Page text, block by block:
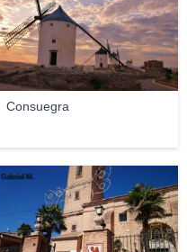
Consuegra
Gabriel M.